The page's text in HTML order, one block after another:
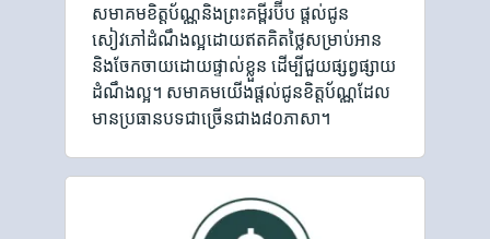
សមាគមខិត្តប័ណ្ណនិងព្រះគម្ពីរប៊ីប ផ្តល់ជូន
សៀវភៅដំណឹងល្អដោយឥតគិតថ្លៃសម្រាប់អាន
និងចែកចាយដោយផ្ទាល់ខ្លួន ដើម្បីជួយផ្សព្វផ្សាយ
ដំណឹងល្អ។ សមាគមយើងផ្ដល់ជូនខិត្តប័ណ្ណដែល
មានប្រធានបទជាច្រើនជាង៨០ភាសា។